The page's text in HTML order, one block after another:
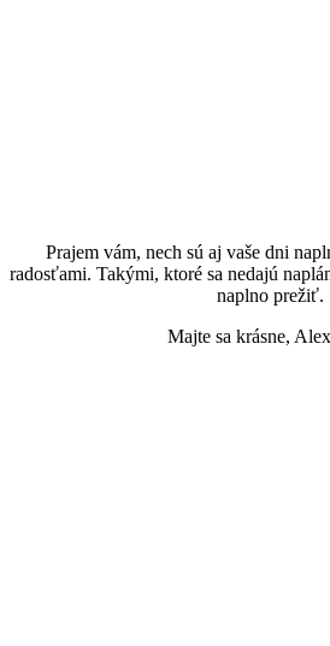
Prajem vám, nech sú aj vaše dni
radosťami. Takými, ktoré sa nedajú
naplno prežiť.
Majte sa krásne,